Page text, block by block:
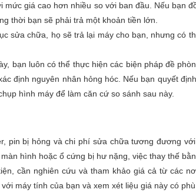
mức giá cao hơn nhiều so với ban đầu. Nếu bạn
thời bạn sẽ phải trả một khoản tiền lớn.
sửa chữa, họ sẽ trả lại máy cho bạn, nhưng có
bạn luôn có thể thực hiện các biện pháp đề
định nguyên nhân hỏng hóc. Nếu bạn quyết
hình máy để làm căn cứ so sánh sau này.
pin bị hỏng và chi phí sửa chữa tương đương
hình hoặc ổ cứng bị hư nặng, việc thay thế
cần nghiên cứu và tham khảo giá cả từ các
máy tính của bạn và xem xét liệu giá này có